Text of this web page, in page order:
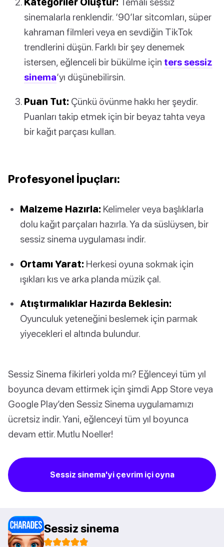
sinemalarla renklendir. ‘90’lar sitcomları, süper
kahraman filmleri veya en sevdiğin TikTok
trendlerini düşün. Farklı bir şey denemek
istersen, eğlenceli bir bükülme için ters sessiz
sinema‘yı düşünebilirsin.
Puan Tut: Çünkü övünme hakkı her şeydir.
Puanları takip etmek için bir beyaz tahta veya
bir kağıt parçası kullan.
Profesyonel İpuçları:
Malzeme Hazırla: Kelimeler veya başlıklarla
dolu kağıt parçaları hazırla. Ya da süslüysen, bir
sessiz sinema uygulaması indir.
Ortamı Yarat: Herkesi oyuna sokmak için
ışıkları kıs ve arka planda müzik çal.
Atıştırmalıklar Hazırda Beklesin:
Oyunculuk yeteneğini beslemek için parmak
yiyecekleri el altında bulundur.
Sessiz Sinema fikirleri yolda mı? Eğlenceyi tüm yıl
boyunca devam ettirmek için şimdi App Store veya
Google Play’den Sessiz Sinema uygulamamızı
ücretsiz indir. Yani, eğlenceyi tüm yıl boyunca
devam ettir. Mutlu Noeller!
Sessiz sinema'yi çevrim içi oyna
Sessiz sinema